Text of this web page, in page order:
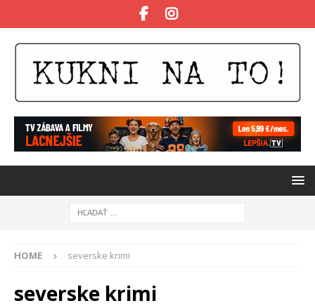
HOME severske krimi
severske krimi